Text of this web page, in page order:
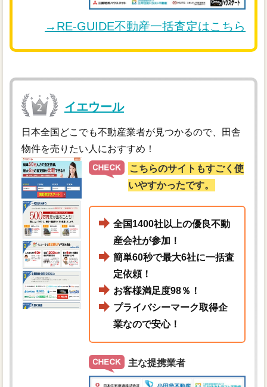
→RE-GUIDE不動産一括査定はこちら
イエウール
日本全国どこでも不動産業者が見つかるので、田舎
物件を売りたい人におすすめ！
こちらのサイトもすごく使
いやすかったです。
全国1400社以上の優良不動
産会社が参加！
簡単60秒で最大6社に一括査
定依頼！
お客様満足度98％！
プライバシーマーク取得企
業なので安心！
主な提携業者